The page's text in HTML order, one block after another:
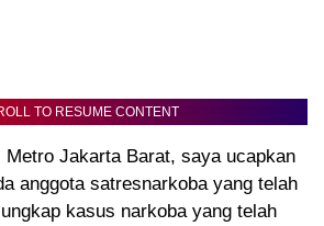
TO RESUME CONTENT
Metro Jakarta Barat, saya ucapkan
anggota satresnarkoba yang telah
kasus narkoba yang telah